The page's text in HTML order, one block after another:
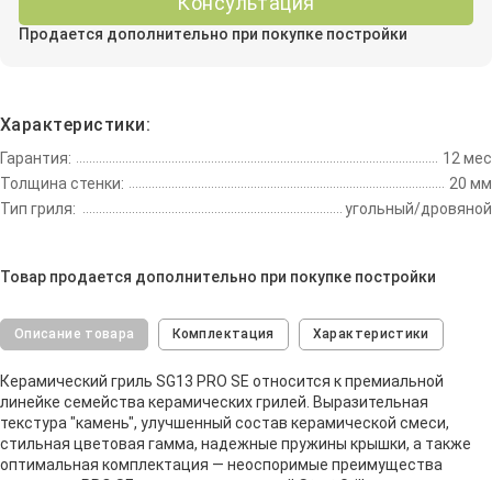
Продается дополнительно при покупке постройки
Характеристики:
Гарантия:
12 мес
Толщина стенки:
20 мм
Тип гриля:
угольный/дровяной
Товар продается дополнительно при покупке постройки
Описание товара Комплектация Характеристики
Керамический гриль SG13 PRO SE относится к премиальной
линейке семейства керамических грилей. Выразительная
текстура "камень", улучшенный состав керамической смеси,
стильная цветовая гамма, надежные пружины крышки, а также
оптимальная комплектация — неоспоримые преимущества